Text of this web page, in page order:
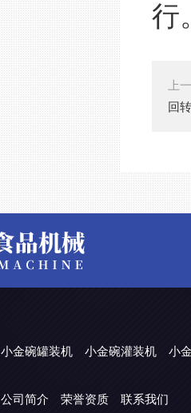
行
上
回
小金碗罐装机 小金碗灌装机 小
公司简介 荣誉资质 联系我们